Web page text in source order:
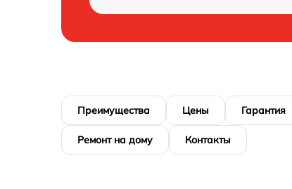
Преимущества Цены Гарантия
Ремонт на дому Контакты